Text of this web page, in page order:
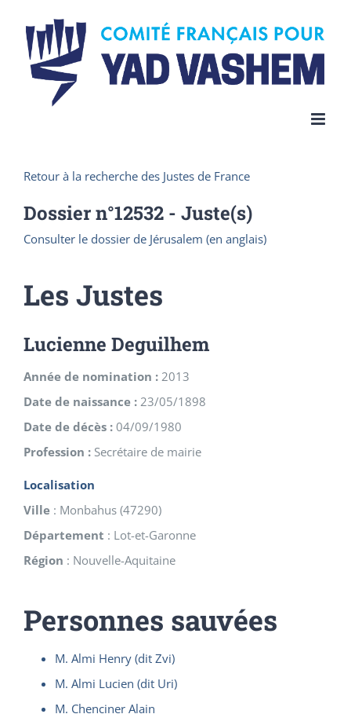
content
Retour à la recherche des Justes de France
Dossier n°12532 - Juste(s)
Consulter le dossier de Jérusalem (en anglais)
Les Justes
Lucienne Deguilhem
Année de nomination : 2013
Date de naissance : 23/05/1898
Date de décès : 04/09/1980
Profession : Secrétaire de mairie
Localisation
Ville : Monbahus (47290)
Département : Lot-et-Garonne
Région : Nouvelle-Aquitaine
Personnes sauvées
M. Almi Henry (dit Zvi)
M. Almi Lucien (dit Uri)
M. Chenciner Alain